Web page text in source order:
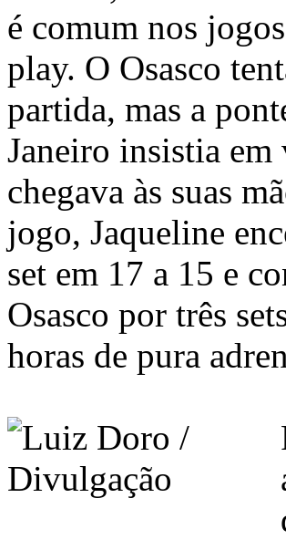
é comum nos
play. O Osasco
partida, mas a
Janeiro insistia em
chegava às suas
jogo, Jaqueline
set em 17 a 15 e
Osasco por três
horas de pura